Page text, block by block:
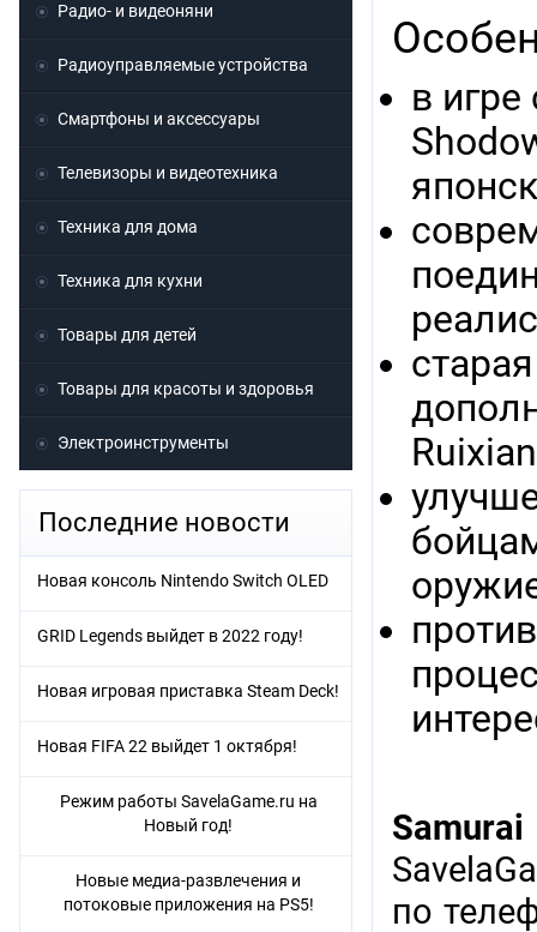
в
по
Радио- и видеоняни
Радиоуправляемые устройства
Смартфоны и аксессуары
Телевизоры и видеотехника
Техника для дома
Техника для кухни
Товары для детей
Товары для красоты и здоровья
Электроинструменты
Последние новости
Новая консоль Nintendo Switch OLED
GRID Legends выйдет в 2022 году!
Новая игровая приставка Steam Deck!
Новая FIFA 22 выйдет 1 октября!
Режим работы SavelaGame.ru на
Новый год!
Новые медиа-развлечения и
потоковые приложения на PS5!